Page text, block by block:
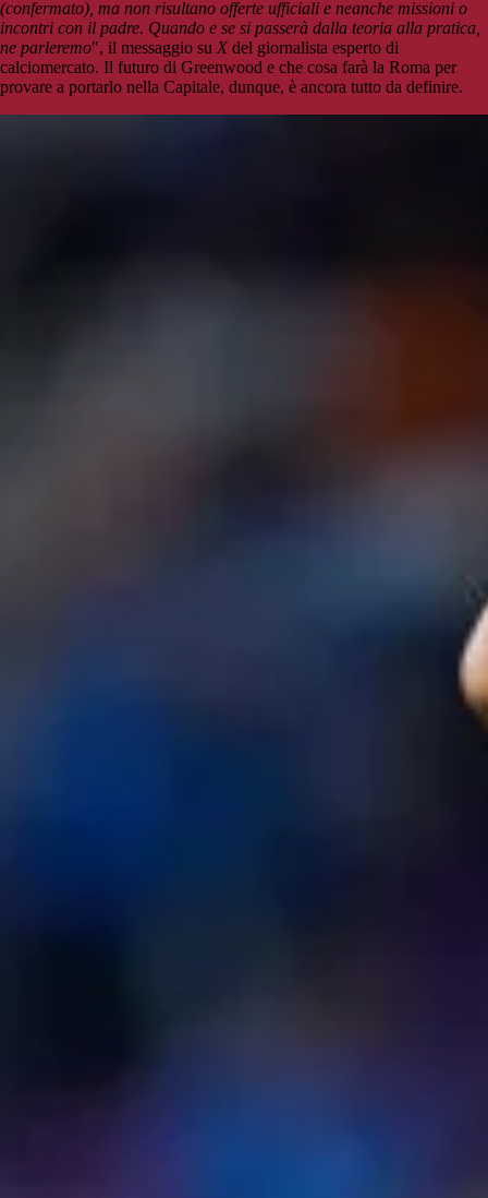
(confermato), ma non risultano offerte ufficiali e neanche missioni o
incontri con il padre. Quando e se si passerà dalla teoria alla pratica,
ne parleremo", il messaggio suX del giornalista esperto di
calciomercato. Il futuro di Greenwood e che cosa farà la Roma per
provare a portarlo nella Capitale, dunque, è ancora tutto da definire.